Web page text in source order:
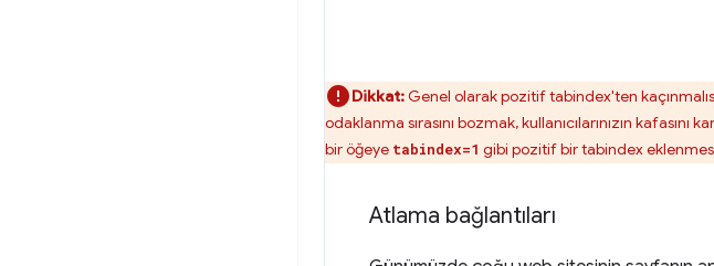
Dikkat:Genel olarak pozitif tabindex'ten
odaklanma sırasını bozmak, kullanıcılarınızın kafasını
bir öğeye tabindex=1 gibi pozitif bir tabindex
Atlama bağlantıları